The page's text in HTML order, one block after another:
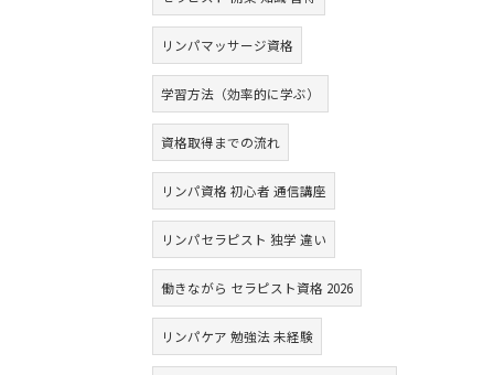
リンパマッサージ資格
学習方法（効率的に学ぶ）
資格取得までの流れ
リンパ資格 初心者 通信講座
リンパセラピスト 独学 違い
働きながら セラピスト資格 2026
リンパケア 勉強法 未経験